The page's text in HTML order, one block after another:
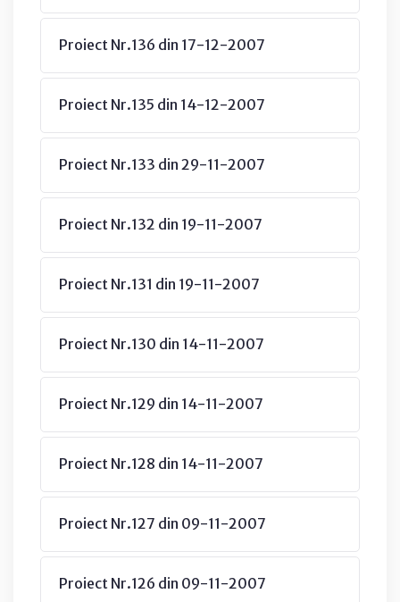
Proiect Nr.136 din 17-12-2007
Proiect Nr.135 din 14-12-2007
Proiect Nr.133 din 29-11-2007
Proiect Nr.132 din 19-11-2007
Proiect Nr.131 din 19-11-2007
Proiect Nr.130 din 14-11-2007
Proiect Nr.129 din 14-11-2007
Proiect Nr.128 din 14-11-2007
Proiect Nr.127 din 09-11-2007
Proiect Nr.126 din 09-11-2007